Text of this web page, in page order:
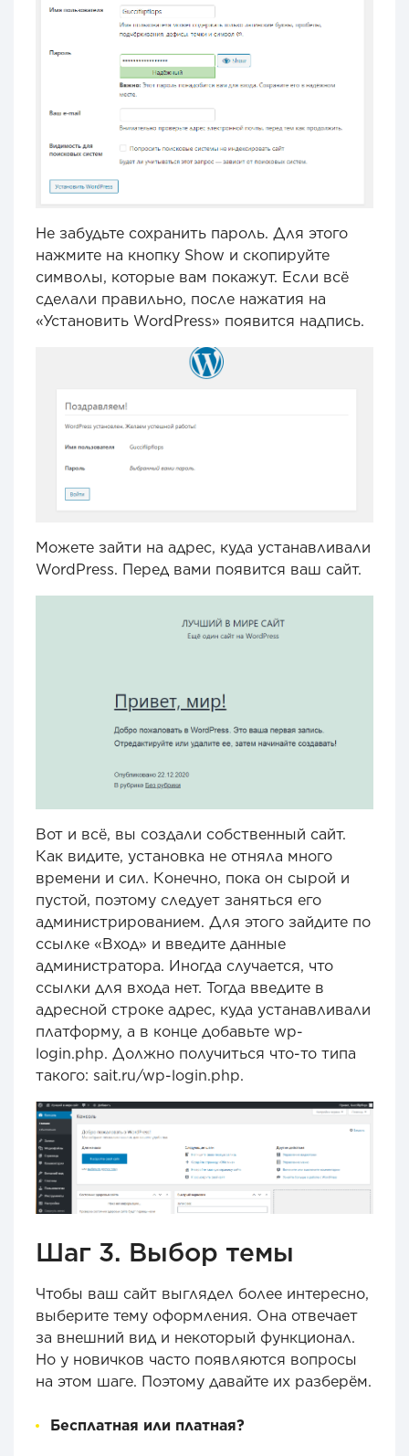
Не забудьте сохранить пароль. Для этого
нажмите на кнопку Show и скопируйте
символы, которые вам покажут. Если всё
сделали правильно, после нажатия на
«Установить WordPress» появится надпись.
Можете зайти на адрес, куда устанавливали
WordPress. Перед вами появится ваш сайт.
Вот и всё, вы создали собственный сайт.
Как видите, установка не отняла много
времени и сил. Конечно, пока он сырой и
пустой, поэтому следует заняться его
администрированием. Для этого зайдите по
ссылке «Вход» и введите данные
администратора. Иногда случается, что
ссылки для входа нет. Тогда введите в
адресной строке адрес, куда устанавливали
платформу, а в конце добавьте wp-
login.php. Должно получиться что-то типа
такого: sait.ru/wp-login.php.
Шаг 3. Выбор темы
Чтобы ваш сайт выглядел более интересно,
выберите тему оформления. Она отвечает
за внешний вид и некоторый функционал.
Но у новичков часто появляются вопросы
на этом шаге. Поэтому давайте их разберём.
Бесплатная или платная?